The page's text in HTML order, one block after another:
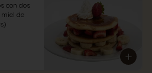
con dos
de